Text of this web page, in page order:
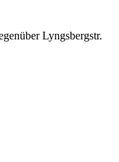
Lyngsbergstr.